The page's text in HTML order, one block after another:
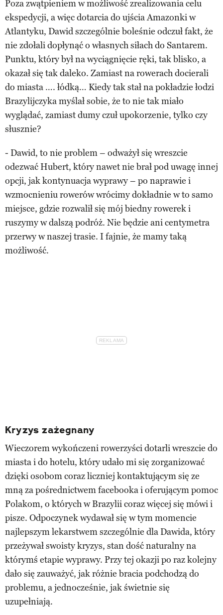
Poza zwątpieniem w możliwość zrealizowania celu
ekspedycji, a więc dotarcia do ujścia Amazonki w
Atlantyku, Dawid szczególnie boleśnie odczuł fakt, że
nie zdołali dopłynąć o własnych siłach do Santarem.
Punktu, który był na wyciągnięcie ręki, tak blisko, a
okazał się tak daleko. Zamiast na rowerach docierali
do miasta …. łódką… Kiedy tak stał na pokładzie łodzi
Brazylijczyka myślał sobie, że to nie tak miało
wyglądać, zamiast dumy czuł upokorzenie, tylko czy
słusznie?
- Dawid, to nie problem – odważył się wreszcie
odezwać Hubert, który nawet nie brał pod uwagę innej
opcji, jak kontynuacja wyprawy – po naprawie i
wzmocnieniu rowerów wrócimy dokładnie w to samo
miejsce, gdzie rozwalił się mój biedny rowerek i
ruszymy w dalszą podróż. Nie będzie ani centymetra
przerwy w naszej trasie. I fajnie, że mamy taką
możliwość.
Kryzys zażegnany
Wieczorem wykończeni rowerzyści dotarli wreszcie do
miasta i do hotelu, który udało mi się zorganizować
dzięki osobom coraz liczniej kontaktującym się ze
mną za pośrednictwem facebooka i oferującym pomoc
Polakom, o których w Brazylii coraz więcej się mówi i
pisze. Odpoczynek wydawał się w tym momencie
najlepszym lekarstwem szczególnie dla Dawida, który
przeżywał swoisty kryzys, stan dość naturalny na
którymś etapie wyprawy. Przy tej okazji po raz kolejny
dało się zauważyć, jak różnie bracia podchodzą do
problemu, a jednocześnie, jak świetnie się
uzupełniają.